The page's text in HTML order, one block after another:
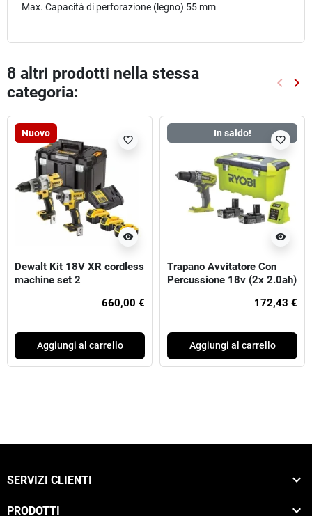
Max. Capacità di perforazione (legno) 55 mm
8 altri prodotti nella stessa
categoria:
keyboard_arrow_left keyboard_arrow_right
Nuovo
visibility
favorite_border
Dewalt Kit 18V XR cordless
machine set 2
660,00 €
Aggiungi al carrello
In saldo!
visibility
favorite_border
Trapano Avvitatore Con
Percussione 18v (2x 2.0ah)
172,43 €
Aggiungi al carrello
SERVIZI CLIENTI 
PRODOTTI 